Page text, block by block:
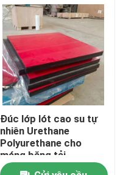
Đúc lớp lót cao su tự
nhiên Urethane
Polyurethane cho
máng băng tải